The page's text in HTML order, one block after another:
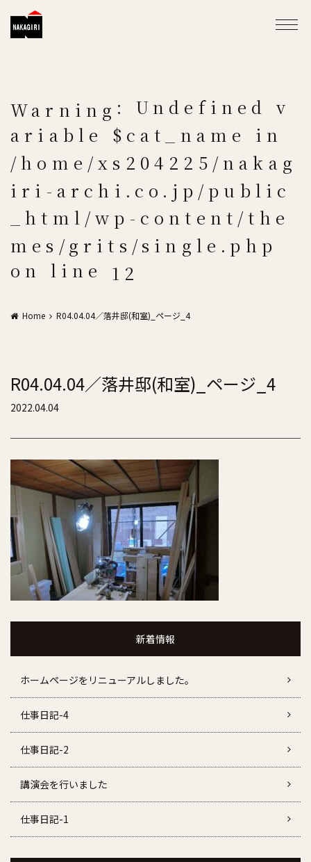
Warning : Undefined v
ariable $cat_name in
/home/xs204225/nakag
iri-archi.co.jp/public
_html/wp-content/the
mes/grits/single.php
on line 12
Home R04.04.04／落井邸(和室)_ページ_4
R04.04.04／落井邸(和室)_ページ_4
2022.04.04
新着情報
ホームページをリニューアルしました。
仕事日記-4
仕事日記-2
講演会を行いました
仕事日記-1